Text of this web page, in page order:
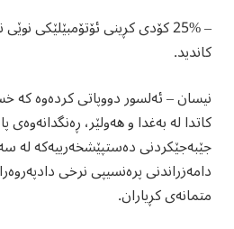
– 25% کۆدی کڕینی ئۆتۆمبێلێکی
کاندید.
نیسان – ئەلسور دووپاتی کردەوە کە
کاتدا لە بەغدا و هەولێر، ڕەنگدانەوەی
جێبەجێکردنی دەستپێشخەرییەکە لە
دامەزراندنی پرەنسیپی نرخی
متمانەی کڕیاران.